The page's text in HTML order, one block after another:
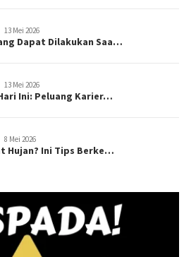
13 Mei 2026
Dapat Dilakukan Saa…
13 Mei 2026
Ini: Peluang Karier…
8 Mei 2026
Hujan? Ini Tips Berke…